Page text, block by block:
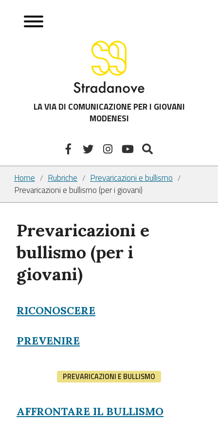
LA VIA DI COMUNICAZIONE PER I GIOVANI
MODENESI
Home / Rubriche / Prevaricazioni e bullismo /
Prevaricazioni e bullismo (per i giovani)
Prevaricazioni e
bullismo (per i
giovani)
RICONOSCERE
PREVENIRE
PREVARICAZIONI E BULLISMO
AFFRONTARE IL BULLISMO